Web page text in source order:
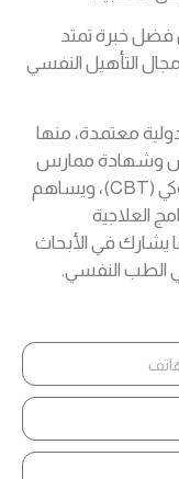
فضل خبرة تمتد
في مجال التأهيل النفسي
معتمدة، منها
وشهادة ممارس
العلاج المعرفي السلوكي (CBT)، ويساهم
العلاجية
يشارك في الأبحاث
الطب النفسي.